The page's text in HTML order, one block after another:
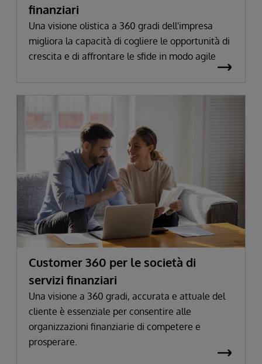
finanziari
Una visione olistica a 360 gradi dell'impresa
migliora la capacità di cogliere le opportunità di
crescita e di affrontare le sfide in modo agile
Customer 360 per le società di
servizi finanziari
Una visione a 360 gradi, accurata e attuale del
cliente è essenziale per consentire alle
organizzazioni finanziarie di competere e
prosperare.